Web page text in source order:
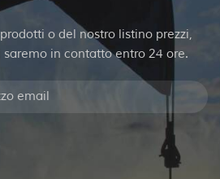
o del nostro listino prezzi,
in contatto entro 24 ore.